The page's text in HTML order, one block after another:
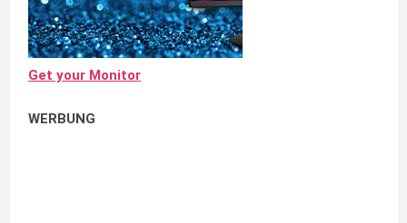
Get your Monitor
WERBUNG